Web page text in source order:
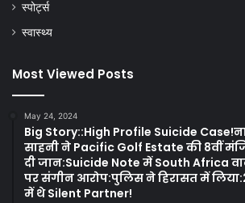
स्पोर्ट्स
स्वास्थ्य
Most Viewed Posts
May 24, 2024
Big Story::High Profile Suicide
साहनी ने Pacific Golf Estate की 8वीं
दी जान:Suicide Note में South Africa
पर संगीन आरोप:पुलिस ने हिरासत में
में थे Silent Partner!